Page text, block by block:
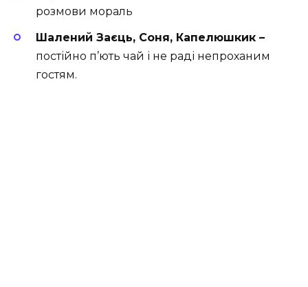
розмови мораль
Шалений Заєць, Соня, Капелюшкик –
постійно п’ють чай і не раді непроханим
гостям.